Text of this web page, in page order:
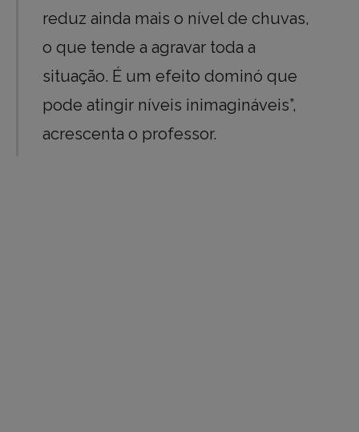
reduz ainda mais o nível de chuvas,
o que tende a agravar toda a
situação. É um efeito dominó que
pode atingir níveis inimagináveis”,
acrescenta o professor.